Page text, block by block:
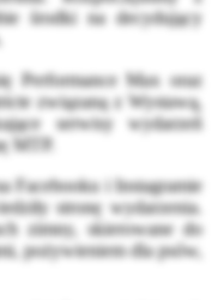
środki na decydujący
Performance Max oraz
związaną z Wystawą,
serwisy wydarzeń
MTP.
Facebooku i Instagramie
stronę wydarzenia.
zimny, skierowane do
pożywieniem dla psów,